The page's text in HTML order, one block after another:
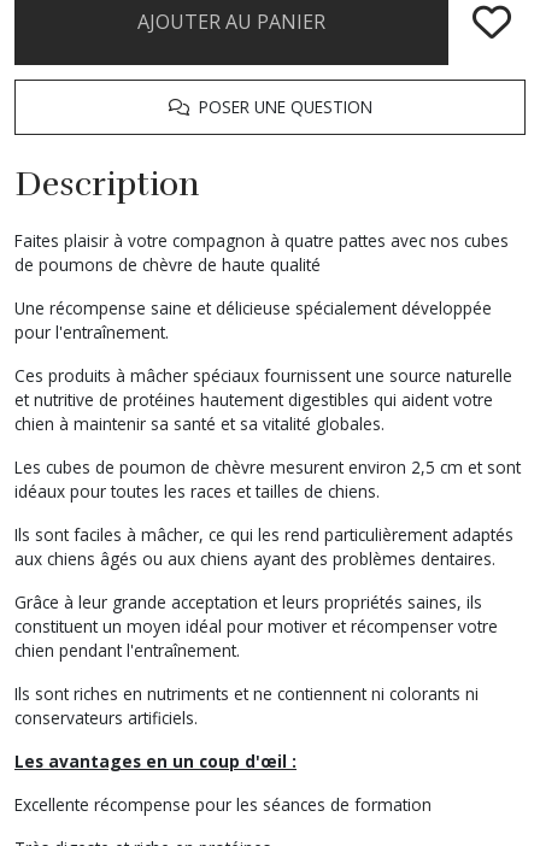
AJOUTER AU PANIER
POSER UNE QUESTION
Description
Faites plaisir à votre compagnon à quatre pattes avec nos cubes
de poumons de chèvre de haute qualité
Une récompense saine et délicieuse spécialement développée
pour l'entraînement.
Ces produits à mâcher spéciaux fournissent une source naturelle
et nutritive de protéines hautement digestibles qui aident votre
chien à maintenir sa santé et sa vitalité globales.
Les cubes de poumon de chèvre mesurent environ 2,5 cm et sont
idéaux pour toutes les races et tailles de chiens.
Ils sont faciles à mâcher, ce qui les rend particulièrement adaptés
aux chiens âgés ou aux chiens ayant des problèmes dentaires.
Grâce à leur grande acceptation et leurs propriétés saines, ils
constituent un moyen idéal pour motiver et récompenser votre
chien pendant l'entraînement.
Ils sont riches en nutriments et ne contiennent ni colorants ni
conservateurs artificiels.
Les avantages en un coup d'œil :
Excellente récompense pour les séances de formation